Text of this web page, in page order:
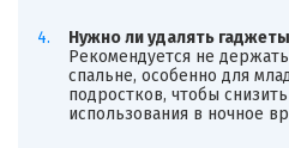
Нужно ли удалять
Рекомендуется не
спальне, особенно для
подростков, чтобы
использования в ночное